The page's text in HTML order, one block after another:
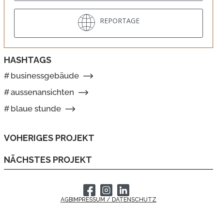
HASHTAGS
#businessgebäude
#aussenansichten
#blaue stunde
VOHERIGES PROJEKT
NÄCHSTES PROJEKT
REPORTAGE
AGBIMPRESSUM / DATENSCHUTZ